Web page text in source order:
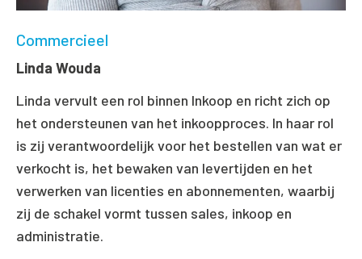
Commercieel
Linda Wouda
Linda vervult een rol binnen Inkoop en richt zich op
het ondersteunen van het inkoopproces. In haar rol
is zij verantwoordelijk voor het bestellen van wat er
verkocht is, het bewaken van levertijden en het
verwerken van licenties en abonnementen, waarbij
zij de schakel vormt tussen sales, inkoop en
administratie.